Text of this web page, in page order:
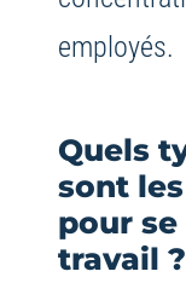
employés.
Quels
sont
pour
travail ?